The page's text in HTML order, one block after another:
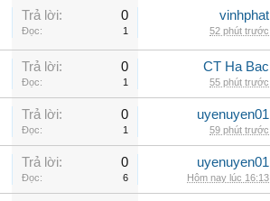
Trả lời: 0
Đọc: 1
vinhphat
52 phút trước
Trả lời: 0
Đọc: 1
CT Ha Bac
55 phút trước
Trả lời: 0
Đọc: 1
uyenuyen01
59 phút trước
Trả lời: 0
Đọc: 6
uyenuyen01
Hôm nay lúc 16:13